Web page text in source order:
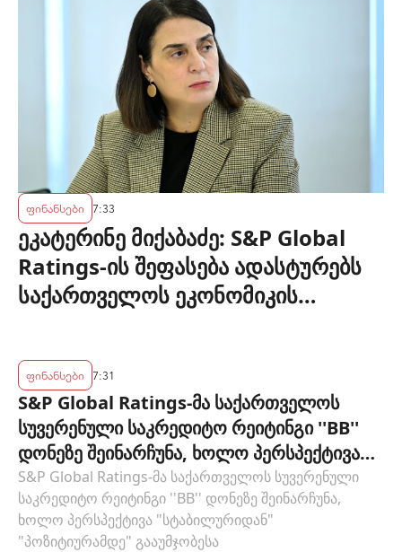
ფინანსები 7:33
ეკატერინე მიქაბაძე: S&P Global
Ratings-ის შეფასება ადასტურებს
საქართველოს ეკონომიკის
ბანკის პოლიტიკის ეფექტიანობას
ფინანსები 7:31
S&P Global Ratings-მა საქართველოს
სუვერენული საკრედიტო რეიტინგი ''BB''
დონეზე შეინარჩუნა, ხოლო პერსპექტივა
"სტაბილურიდან" "პოზიტიურამდე"
გააუმჯობესა
S&P Global Ratings-მა საქართველოს სუვერენული
საკრედიტო რეიტინგი ''BB'' დონეზე შეინარჩუნა,
ხოლო პერსპექტივა "სტაბილურიდან"
"პოზიტიურამდე" გააუმჯობესა